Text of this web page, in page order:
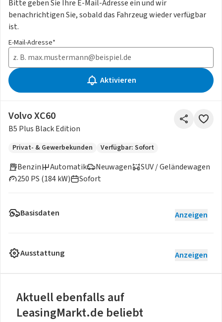
Bitte geben Sie Ihre E-Mail-Adresse ein und wir
benachrichtigen Sie, sobald das Fahrzeug wieder verfügbar
ist.
E-Mail-Adresse*
Aktivieren
Volvo XC60
B5 Plus Black Edition
Privat- & Gewerbekunden Verfügbar: Sofort
Benzin
Neuwagen
250 PS (184 kW)
Automatik
SUV / Geländewagen
Sofort
Basisdaten Anzeigen
Ausstattung Anzeigen
Aktuell ebenfalls auf
LeasingMarkt.de beliebt